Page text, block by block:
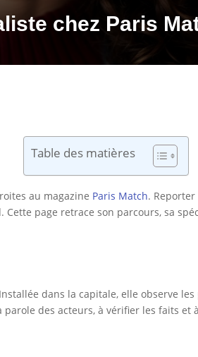
chez Paris
Table des matières
au magazine Paris Match.
page retrace son parcours, sa
dans la capitale, elle observe
des acteurs, à vérifier les faits et